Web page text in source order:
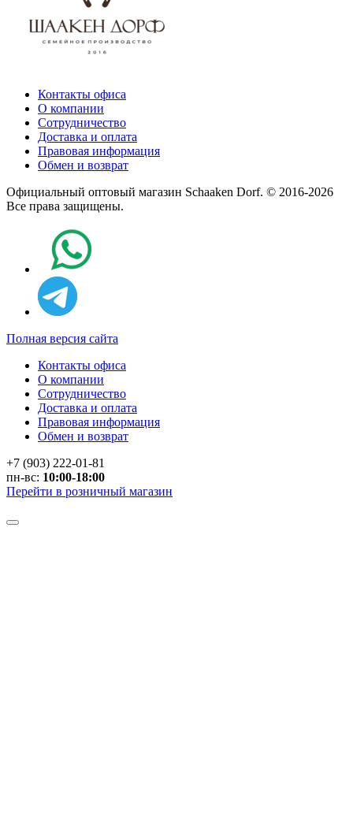
Контакты офиса
О компании
Сотрудничество
Доставка и оплата
Правовая информация
Обмен и возврат
Официальный оптовый магазин Schaaken Dorf. © 2016-2026
Все права защищены.
Полная версия сайта
Контакты офиса
О компании
Сотрудничество
Доставка и оплата
Правовая информация
Обмен и возврат
+7 (903) 222-01-81
пн-вс: 10:00-18:00
Перейти в розничный магазин